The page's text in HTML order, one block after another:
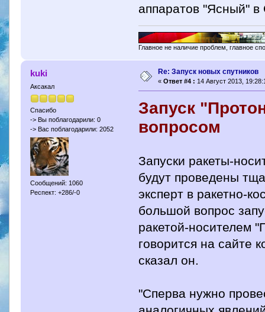
аппаратов "Ясный" в
Главное не наличие проблем, главное
kuki
Аксакал
Спасибо
-> Вы поблагодарили: 0
-> Вас поблагодарили: 2052
Сообщений: 1060
Респект: +286/-0
Re: Запуск новых спутников
« Ответ #4 : 14 Август 2013,
Запуск
вопросом
Запуски ракеты-
будут проведены
эксперт в ракетно-
большой вопрос
ракетой-носителем
говорится на сайте
сказал он.
"Сперва нужно